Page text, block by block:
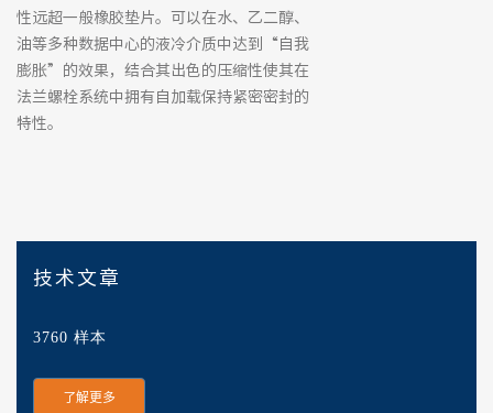
性远超一般橡胶垫片。可以在水、乙二醇、
油等多种数据中心的液冷介质中达到“自我
膨胀”的效果，结合其出色的压缩性使其在
法兰螺栓系统中拥有自加载保持紧密密封的
特性。
技术文章
3760 样本
了解更多